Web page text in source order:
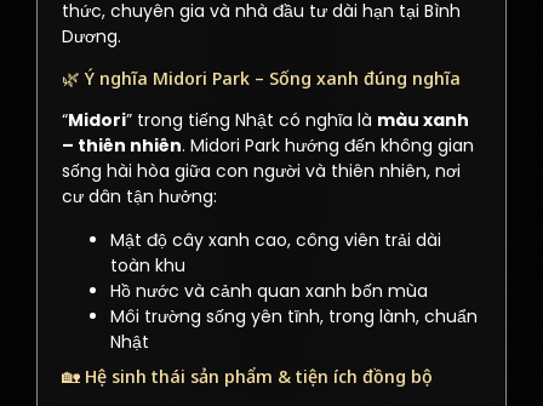
thức, chuyên gia và nhà đầu tư dài hạn tại Bình
Dương.
🌿 Ý nghĩa Midori Park – Sống xanh đúng nghĩa
“Midori” trong tiếng Nhật có nghĩa là màu xanh
– thiên nhiên. Midori Park hướng đến không gian
sống hài hòa giữa con người và thiên nhiên, nơi
cư dân tận hưởng:
Mật độ cây xanh cao, công viên trải dài
toàn khu
Hồ nước và cảnh quan xanh bốn mùa
Môi trường sống yên tĩnh, trong lành, chuẩn
Nhật
🏡 Hệ sinh thái sản phẩm & tiện ích đồng bộ